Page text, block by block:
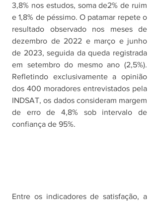
3,8% nos estudos, soma de2% de ruim
e 1,8% de péssimo. O patamar repete o
resultado observado nos meses de
dezembro de 2022 e março e junho
de 2023, seguida da queda registrada
em setembro do mesmo ano (2,5%).
Refletindo exclusivamente a opinião
dos 400 moradores entrevistados pela
INDSAT, os dados consideram margem
de erro de 4,8% sob intervalo de
confiança de 95%.
Entre os indicadores de satisfação, a